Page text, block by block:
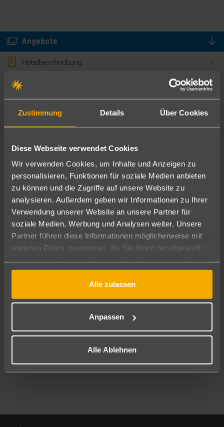
Zustimmung Details Über Cookies
Diese Webseite verwendet Cookies
Wir verwenden Cookies, um Inhalte und Anzeigen zu
personalisieren, Funktionen für soziale Medien anbieten
zu können und die Zugriffe auf unsere Website zu
analysieren. Außerdem geben wir Informationen zu Ihrer
Verwendung unserer Website an unsere Partner für
soziale Medien, Werbung und Analysen weiter. Unsere
Partner führen diese Informationen möglicherweise mit
weiteren Daten zusammen, die Sie ihnen bereitgestellt
gesammelt haben.
Alle zulassen
Anpassen
Alle Ablehnen
Angebote
Hotelbeschreibung
Bewertungen
Ändere die Kriterien nach deinen Wünschen
Pauschal Nur Hotel
Abflughafen
Alle Abflughäfen
09.08.26–07.08.27 7-21 Nächte
Mehr Filter anzeigen